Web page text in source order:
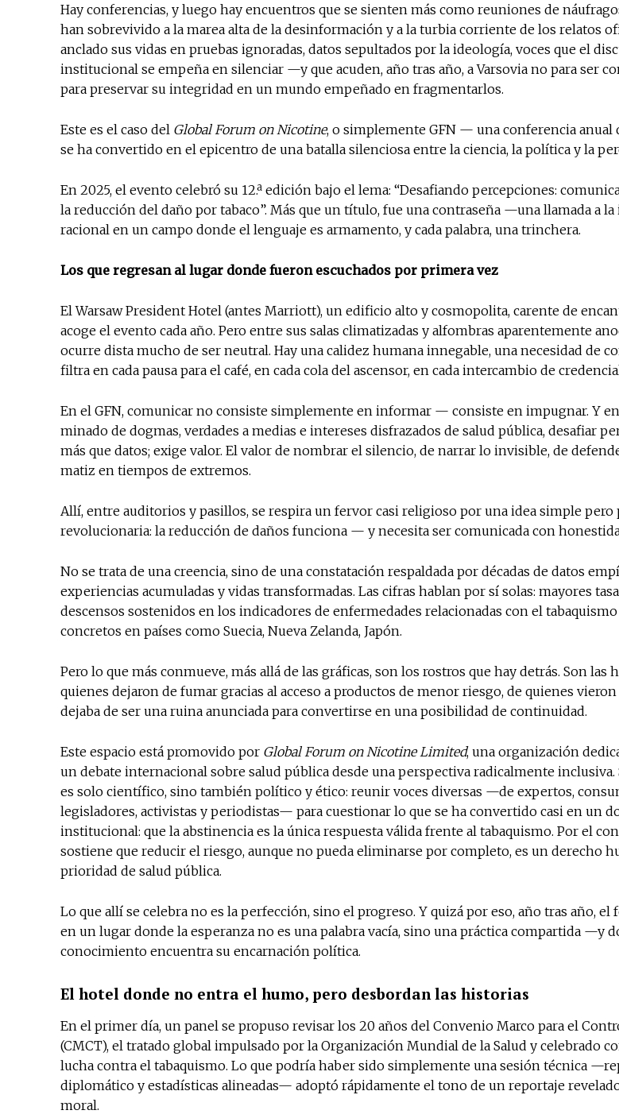
No te
Suscríbete
noticias del
electrónico.
Subscribe
Hay conferencias, y luego hay encuentros que se sienten más como reuniones de
han sobrevivido a la marea alta de la desinformación y a la turbia corriente de los relatos
anclado sus vidas en pruebas ignoradas, datos sepultados por la ideología, voces que el
institucional se empeña en silenciar —y que acuden, año tras año, a Varsovia no para ser
para preservar su integridad en un mundo empeñado en fragmentarlos.
Este es el caso del Global Forum on Nicotine, o simplemente GFN — una conferencia anual
se ha convertido en el epicentro de una batalla silenciosa entre la ciencia, la política y la
En 2025, el evento celebró su 12.ª edición bajo el lema: “Desafiando percepciones:
la reducción del daño por tabaco”. Más que un título, fue una contraseña —una llamada a
racional en un campo donde el lenguaje es armamento, y cada palabra, una trinchera.
Los que regresan al lugar donde fueron escuchados por primera vez
El Warsaw President Hotel (antes Marriott), un edificio alto y cosmopolita, carente de
acoge el evento cada año. Pero entre sus salas climatizadas y alfombras aparentemente
ocurre dista mucho de ser neutral. Hay una calidez humana innegable, una necesidad de
filtra en cada pausa para el café, en cada cola del ascensor, en cada intercambio de
En el GFN, comunicar no consiste simplemente en informar — consiste en impugnar. Y
minado de dogmas, verdades a medias e intereses disfrazados de salud pública, desafiar
más que datos; exige valor. El valor de nombrar el silencio, de narrar lo invisible, de
matiz en tiempos de extremos.
Allí, entre auditorios y pasillos, se respira un fervor casi religioso por una idea simple
revolucionaria: la reducción de daños funciona — y necesita ser comunicada con
No se trata de una creencia, sino de una constatación respaldada por décadas de datos
experiencias acumuladas y vidas transformadas. Las cifras hablan por sí solas: mayores
descensos sostenidos en los indicadores de enfermedades relacionadas con el
concretos en países como Suecia, Nueva Zelanda, Japón.
Pero lo que más conmueve, más allá de las gráficas, son los rostros que hay detrás. Son las
quienes dejaron de fumar gracias al acceso a productos de menor riesgo, de quienes
dejaba de ser una ruina anunciada para convertirse en una posibilidad de continuidad.
Este espacio está promovido por Global Forum on Nicotine Limited, una organización
un debate internacional sobre salud pública desde una perspectiva radicalmente
es solo científico, sino también político y ético: reunir voces diversas —de expertos,
legisladores, activistas y periodistas— para cuestionar lo que se ha convertido casi en un
institucional: que la abstinencia es la única respuesta válida frente al tabaquismo. Por el
sostiene que reducir el riesgo, aunque no pueda eliminarse por completo, es un derecho
prioridad de salud pública.
Lo que allí se celebra no es la perfección, sino el progreso. Y quizá por eso, año tras año, el
en un lugar donde la esperanza no es una palabra vacía, sino una práctica compartida —y
conocimiento encuentra su encarnación política.
El hotel donde no entra el humo, pero desbordan las historias
En el primer día, un panel se propuso revisar los 20 años del Convenio Marco para el
(CMCT), el tratado global impulsado por la Organización Mundial de la Salud y celebrado
lucha contra el tabaquismo. Lo que podría haber sido simplemente una sesión técnica
diplomático y estadísticas alineadas— adoptó rápidamente el tono de un reportaje
moral.